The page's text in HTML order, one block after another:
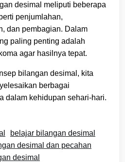
desimal meliputi beberapa
penjumlahan,
dan pembagian. Dalam
paling penting adalah
agar hasilnya tepat.
bilangan desimal, kita
berbagai
dalam kehidupan sehari-hari.
belajar bilangan desimal
desimal dan pecahan
desimal